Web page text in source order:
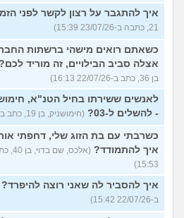
איך להתגבר על רצון לקשר לפני
21, כתבה ב-23/07/26 15:39)
כשאתם רואים מישהי ברשתות
אצלה סביב הבילויים, זה מוריד
בן 36, כתב ב-22/07/26 16:13)
לאנשים ששירתו בחיל הטנ"א,
- להשלים ל-03?
(חימושניק, בן 19, כתב ב-22/07/26 16:04)
כשרבתי עם בת הזוג שלי, דחפתי
איך להתמודד?
15:53)
איך להסביר לה שאני רוצה להיפרד?
ב-22/07/26 15:42)